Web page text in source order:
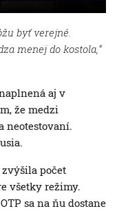
byť verejné.
menej do kostola,“
aj v
že medzi
neotestovaní.
zvýšila počet
všetky režimy.
sa na ňu dostane